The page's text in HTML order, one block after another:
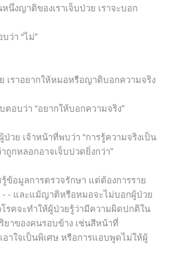
นึ่งญาติของเราเจ็บป่วย เราจะบอก
ว่า “ไม่”
เราอยากให้หมอหรือญาติบอกความจริง
ตอบว่า “อยากให้บอกความจริง”
วย เจ้าหน้าที่พบว่า “การรู้ความจริงเป็น
ถูกหลอกอาจเจ็บปวดยิ่งกว่า”
ข้อมูลการตรวจรักษา แต่ต้องการราย
- - และแม้ญาติหรือหมอจะไม่บอกผู้ป่วย
รคจะทำให้ผู้ป่วยรู้ว่ามีความผิดปกติใน
ยาของคนรอบข้าง เช่นสีหน้าที่
เอาใจเป็นพิเศษ หรือการแอบพูดไม่ให้ผู้